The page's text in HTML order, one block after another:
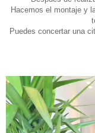
Hacemos el montaje y
Puedes concertar una